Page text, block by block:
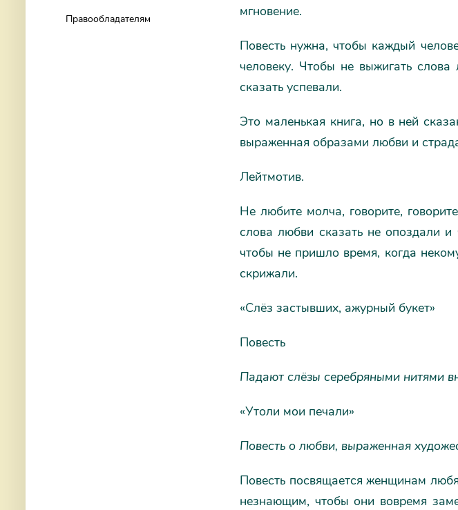
Правообладателям
мгновение.
Повесть нужна, чтобы каждый
человеку. Чтобы не выжигать
сказать успевали.
Это маленькая книга, но в ней
выраженная образами любви и
Лейтмотив.
Не любите молча, говорите,
слова любви сказать не опоздали
чтобы не пришло время, когда
скрижали.
«Слёз застывших, ажурный букет»
Повесть
Падают слёзы серебряными нитями
«Утоли мои печали»
Повесть о любви, выраженная
Повесть посвящается женщинам
незнающим, чтобы они вовремя